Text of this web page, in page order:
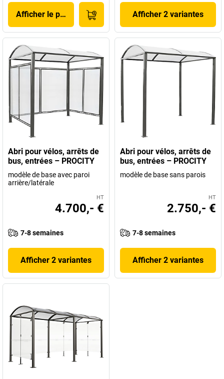
Afficher le produit Afficher 2 variantes
Abri pour vélos, arrêts de
bus, entrées – PROCITY
modèle de base avec paroi
arrière/latérale
HT
4.700,- €
7-8 semaines
Afficher 2 variantes
Abri pour vélos, arrêts de
bus, entrées – PROCITY
modèle de base sans parois
HT
2.750,- €
7-8 semaines
Afficher 2 variantes